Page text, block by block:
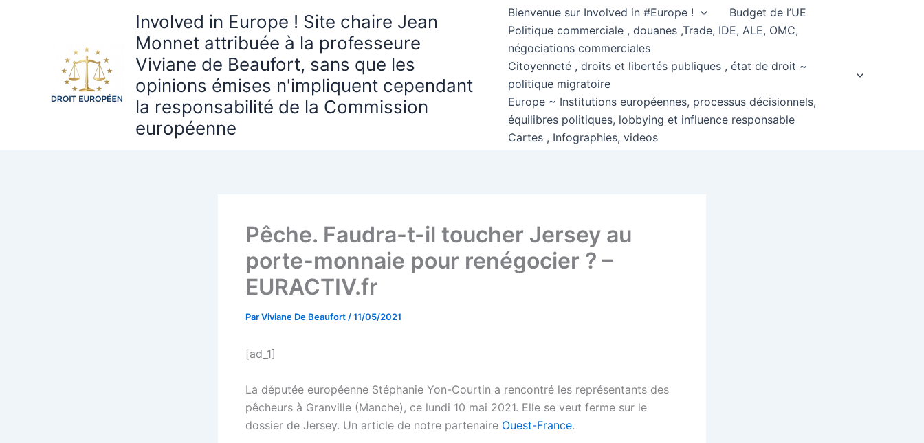
Involved in Europe ! Site chaire Jean
Monnet attribuée à la professeure
Viviane de Beaufort, sans que les
opinions émises n'impliquent cependant
la responsabilité de la Commission
européenne
Bienvenue sur Involved in #Europe !
Budget de l’UE
Politique commerciale , douanes ,Trade, IDE, ALE, OMC,
négociations commerciales
Citoyenneté , droits et libertés publiques , état de droit ~
politique migratoire
Europe ~ Institutions européennes, processus décisionnels,
équilibres politiques, lobbying et influence responsable
Cartes , Infographies, videos
Pêche. Faudra-t-il toucher Jersey au
porte-monnaie pour renégocier ? –
EURACTIV.fr
ParViviane De Beaufort /11/05/2021
[ad_1]
La députée européenne Stéphanie Yon-Courtin a rencontré les représentants des
pêcheurs à Granville (Manche), ce lundi 10 mai 2021. Elle se veut ferme sur le
dossier de Jersey. Un article de notre partenaire Ouest-France.